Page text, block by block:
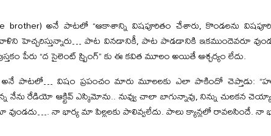
brother) అనే పాటలో “ఆకాశాన్ని విషపూరితం చేశారు, కొండలను
పాట వినడానికీ, పాట పాడడానికి ఇకముందెవరూ
పేరు “ద సైలెంట్ స్ప్రింగ్” కు ఈ కవిత మూలం అయితే ఆశ్చర్యం లేదు.
అనే పాటలో… విషం ప్రపంచం మారు మూలలకు ఎలా పాకిందో చెప్తాడు:
రేడియో ఆక్టివ్ ఎస్కిమోను.. నువ్వు చాలా బాగున్నావు, నిన్ను చులకన
నా భార్య మా పిల్లలకు పాలివ్వలేదు. పాలు క్యాన్లలో రావలసిందే. నా